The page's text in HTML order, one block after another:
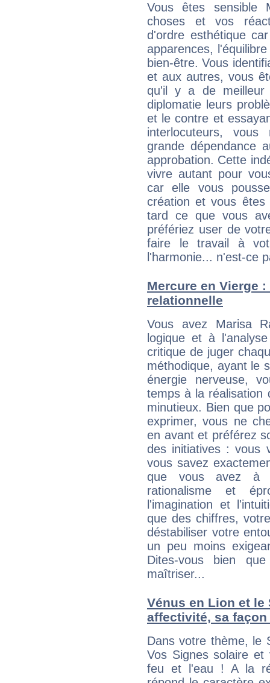
Vous êtes sensible
choses et vos
d'ordre esthétique
apparences,
bien-être. Vous
et aux autres, vous
qu'il y a de
diplomatie leurs
et le contre et
interlocuteurs,
grande dépendance
approbation. Cette
vivre autant pour
car elle vous
création et vous
tard ce que vous
préfériez user de
faire le travail à
l'harmonie... n'est-ce
Mercure en Vierge
relationnelle
Vous avez Marisa
logique et à
critique de juger
méthodique, ayant le
énergie nerveuse,
temps à la réalisation
minutieux. Bien que
exprimer, vous ne
en avant et préférez
des initiatives : vous
vous savez
que vous avez à
rationalisme et
l'imagination et
que des chiffres,
déstabiliser votre
un peu moins
Dites-vous bien
maîtriser...
Vénus en Lion et le
affectivité, sa
Dans votre thème, le
Vos Signes solaire et
feu et l'eau ! A la